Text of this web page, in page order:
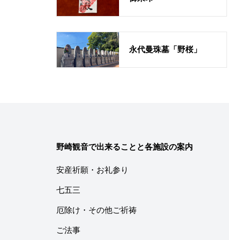
永代曼珠墓「野桜」
野崎観音で出来ることと各施設の案内
安産祈願・お礼参り
七五三
厄除け・その他ご祈祷
ご法事